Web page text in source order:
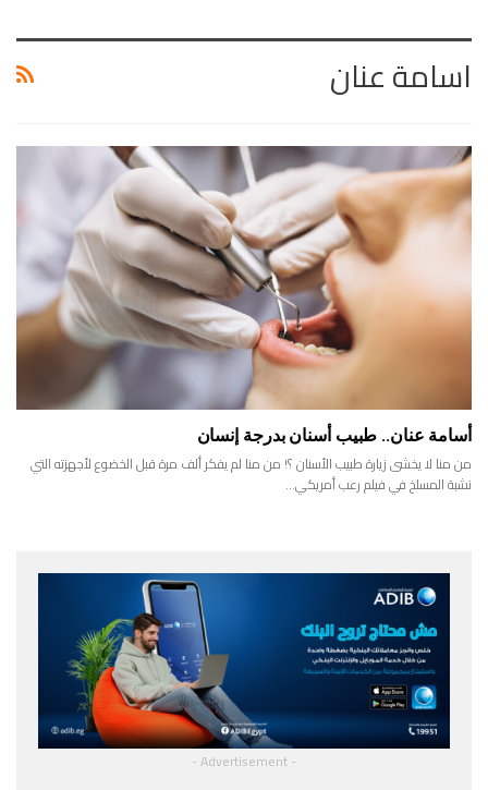
اسامة عنان
أسامة عنان.. طبيب أسنان بدرجة إنسان
من منا لا يخشى زيارة طبيب الأسنان ؟! من منا لم يفكر ألف مرة قبل الخضوع لأجهزته التي
نشبة المسلخ في فيلم رعب أمريكي…
- Advertisement -